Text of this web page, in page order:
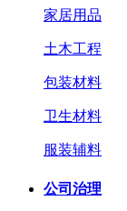
家居用品
土木工程
包装材料
卫生材料
服装辅料
公司治理